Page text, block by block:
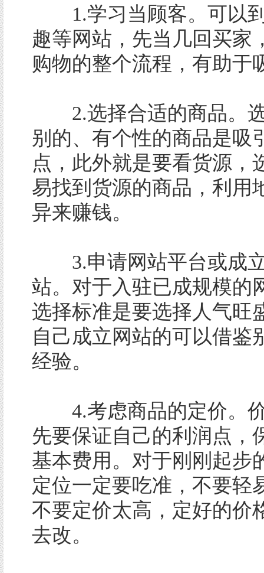
1.学习当顾客。可以
趣等网站，先当几回买家
购物的整个流程，有助于
2.选择合适的商品。
别的、有个性的商品是吸
点，此外就是要看货源，
易找到货源的商品，利用
异来赚钱。
3.申请网站平台或成
站。对于入驻已成规模的
选择标准是要选择人气旺
自己成立网站的可以借鉴
经验。
4.考虑商品的定价。
先要保证自己的利润点，
基本费用。对于刚刚起步
定位一定要吃准，不要轻
不要定价太高，定好的价
去改。